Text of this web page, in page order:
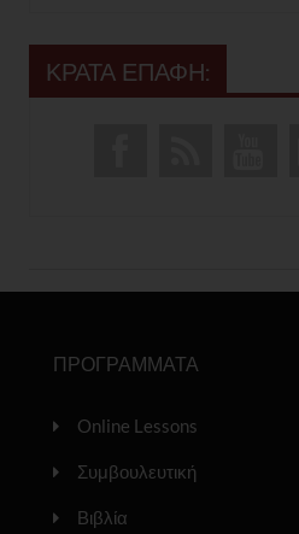
ΚΡΑΤΑ ΕΠΑΦΗ:
ΠΡΟΓΡΑΜΜΑΤΑ
Online Lessons
Συμβουλευτική
Βιβλία